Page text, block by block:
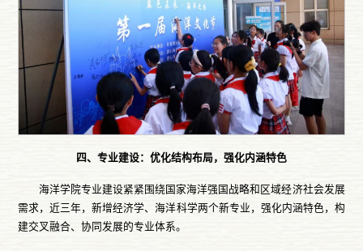
四、专业建设：优化结构布局，强化内涵特色
海洋学院专业建设紧紧围绕国家海洋强国战略和区域经济社会发展
需求，近三年，新增经济学、海洋科学两个新专业，强化内涵特色，构
建交叉融合、协同发展的专业体系。